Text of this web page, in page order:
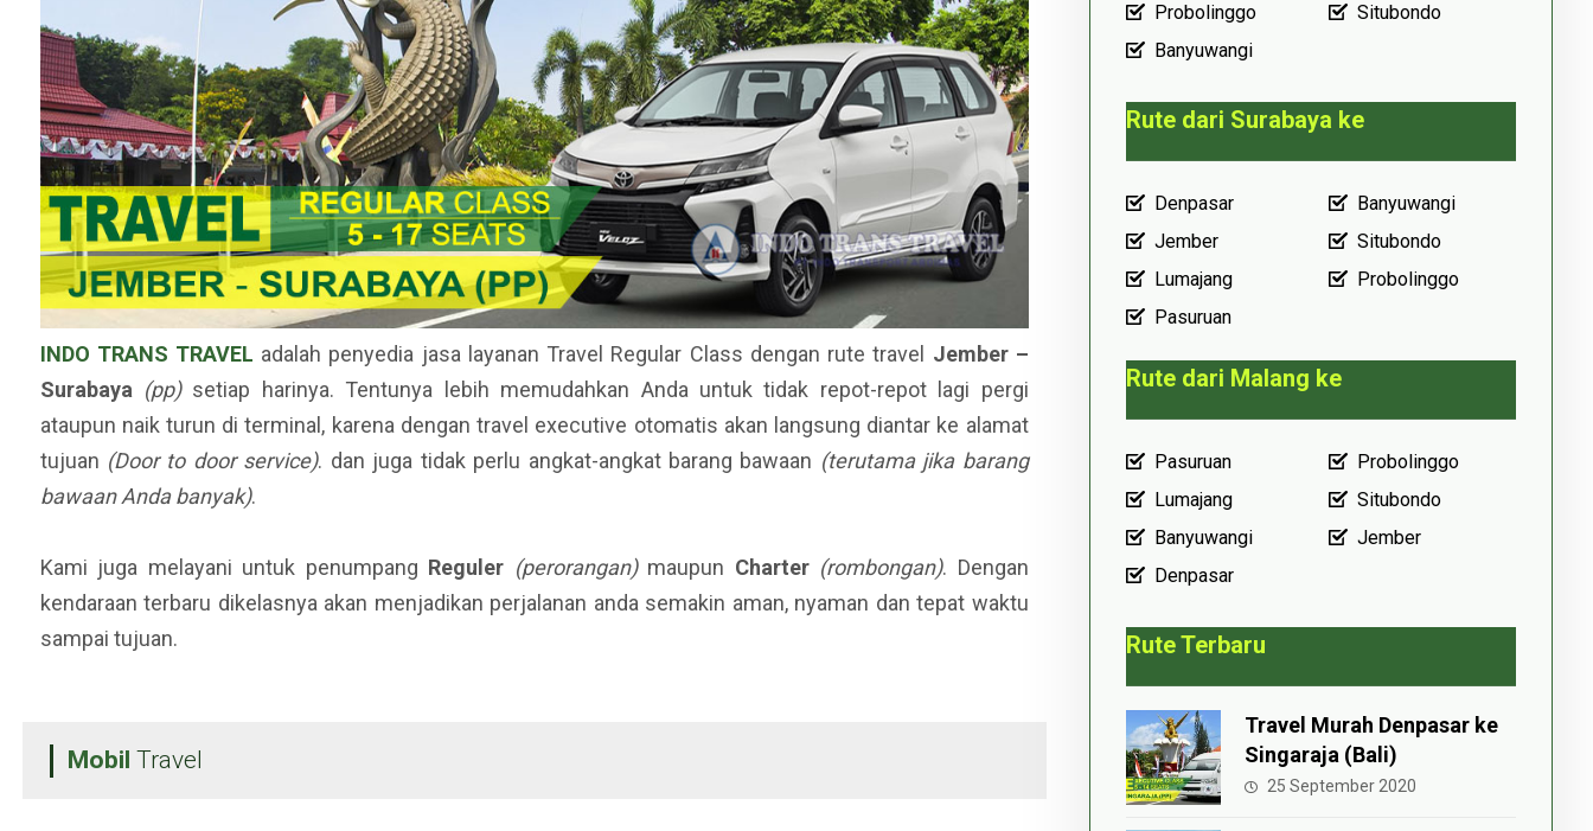
INDO TRANS TRAVEL adalah penyedia jasa layanan Travel Regular Class dengan rute travel Jember –
Surabaya (pp)setiap harinya. Tentunya lebih memudahkan Anda untuk tidak repot-repot lagi pergi
ataupun naik turun di terminal, karena dengan travel executive otomatis akan langsung diantar ke alamat
tujuan (Door to door service). dan juga tidak perlu angkat-angkat barang bawaan (terutama jika barang
bawaan Anda banyak).
Kami juga melayani untuk penumpang Reguler (perorangan)maupun Charter (rombongan). Dengan
kendaraan terbaru dikelasnya akan menjadikan perjalanan anda semakin aman, nyaman dan tepat waktu
sampai tujuan.
Mobil Travel
Probolinggo
Situbondo
Banyuwangi
Rute dari Surabaya ke
Denpasar
Banyuwangi
Jember
Situbondo
Lumajang
Probolinggo
Pasuruan
Rute dari Malang ke
Pasuruan
Probolinggo
Lumajang
Situbondo
Banyuwangi
Jember
Denpasar
Rute Terbaru
Travel Murah Denpasar ke
Singaraja (Bali)
25 September 2020